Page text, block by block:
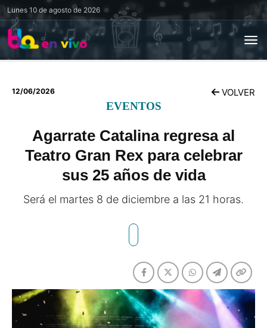
Lunes 10 de agosto de 2026
12/06/2026 VOLVER
EVENTOS
Agarrate Catalina regresa al
Teatro Gran Rex para celebrar
sus 25 años de vida
Será el martes 8 de diciembre a las 21 horas.